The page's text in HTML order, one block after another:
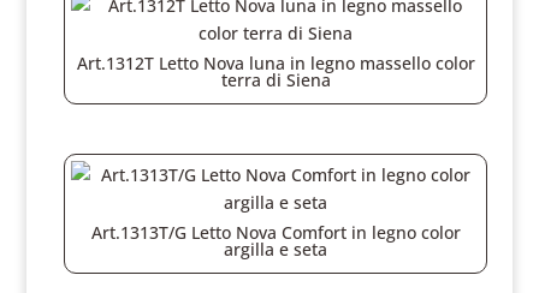
Art.1312T Letto Nova luna in legno massello color
terra di Siena
Art.1313T/G Letto Nova Comfort in legno color
argilla e seta